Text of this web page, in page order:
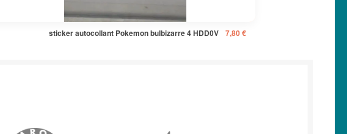
sticker autocollant Pokemon bulbizarre 4 HDD0V 7,80 €